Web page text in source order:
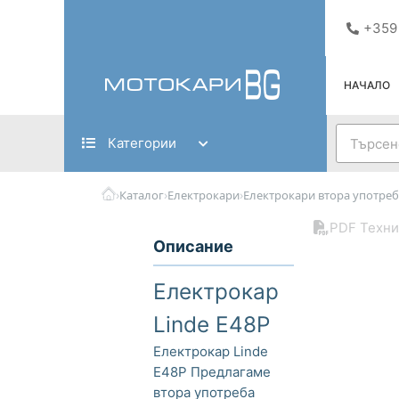
НАЧАЛО
Категории
›Каталог›Електрокари›Електрокари втора
Описание
Електрокар
Linde E48P
Електрокар Linde
E48P Предлагаме
втора употреба
PDF